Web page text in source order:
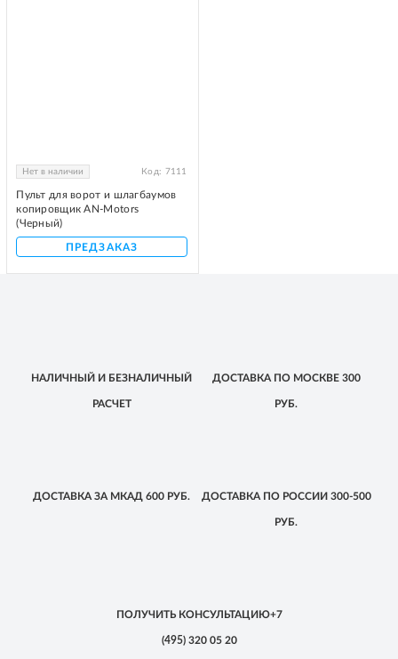
Нет в наличии Код: 7111
Пульт для ворот и шлагбаумов
копировщик AN-Motors
(Черный)
ПРЕДЗАКАЗ
НАЛИЧНЫЙ И БЕЗНАЛИЧНЫЙ
РАСЧЕТ
ДОСТАВКАПО МОСКВЕ300
РУБ.
ДОСТАВКА ЗА МКАД 600 РУБ. ДОСТАВКАПО РОССИИ 300-500
РУБ.
ПОЛУЧИТЬ КОНСУЛЬТАЦИЮ+7
(495)320 05 20